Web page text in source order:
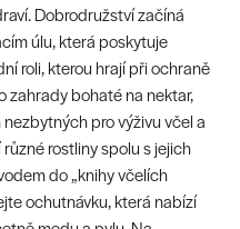
Dobrodružství začíná
úlu, která poskytuje
roli, kterou hrají při ochraně
zahrady bohaté na nektar,
pro výživu včel a
rostliny spolu s jejich
do „knihy včelích
ochutnávku, která nabízí